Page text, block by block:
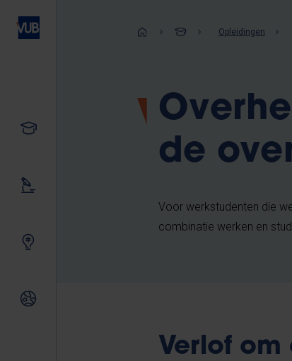
Opleidingen
de
Voor werkstudenten die
combinatie werken en
Verlof